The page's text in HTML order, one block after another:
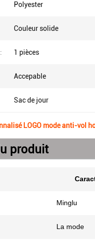
Polyester
Couleur solide
1 pièces
Accepable
Sac de jour
LOGO mode anti-vol
produit
Minglu
La mode